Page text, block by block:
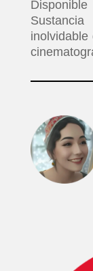
INICIO